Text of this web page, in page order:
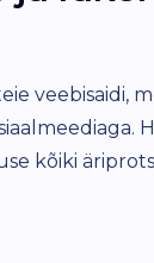
veebisaidi,
kõiki